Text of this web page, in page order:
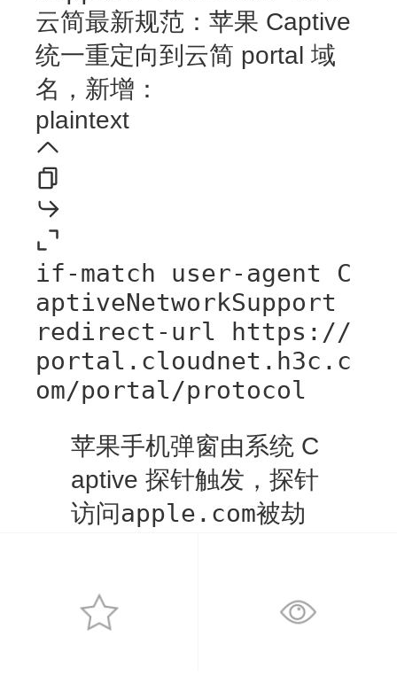
云简最新规范： 苹果 Captive
统一重定向到云简 portal 域
名 ，新增：
plaintext
if-match user-agent C
aptiveNetworkSupport
redirect-url https://
portal.cloudnet.h3c.c
om/portal/protocol
苹果手机弹窗由系统 C
aptive 探针触发，探针
访问apple.com被劫
不存在。